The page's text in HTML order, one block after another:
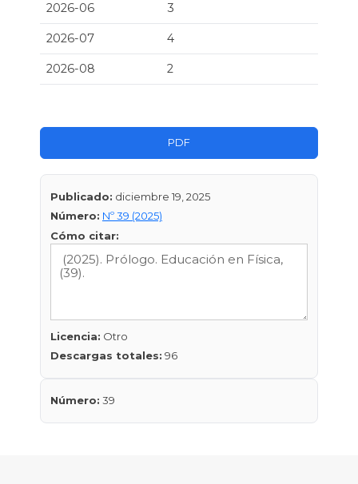
2026-06 3
2026-07 4
2026-08 2
PDF
Publicado: diciembre 19, 2025
Número: Nº 39 (2025)
Cómo citar:
Licencia: Otro
Descargas totales: 96
Número: 39